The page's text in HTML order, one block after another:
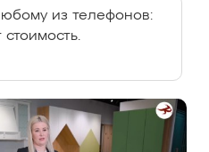
из телефонов: